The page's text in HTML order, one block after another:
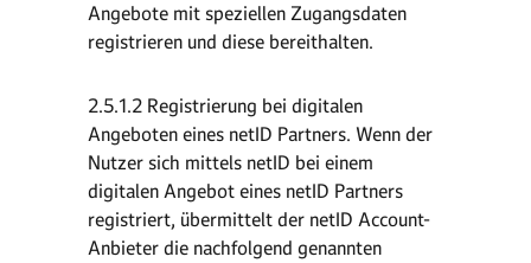
Angebote mit speziellen Zugangsdaten
registrieren und diese bereithalten.
2.5.1.2 Registrierung bei digitalen
Angeboten eines netID Partners. Wenn der
Nutzer sich mittels netID bei einem
digitalen Angebot eines netID Partners
registriert, übermittelt der netID Account-
Anbieter die nachfolgend genannten